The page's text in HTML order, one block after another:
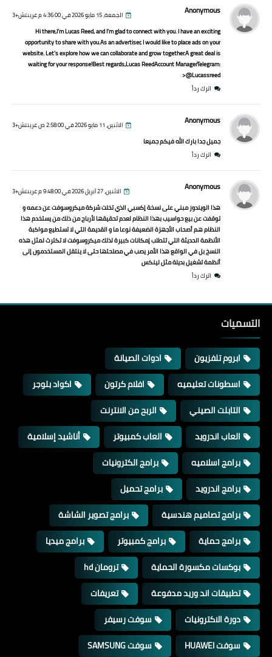
Anonymous الجمعة، 15 مايو 2026 في 4:36:00 م غرينتش+3
Hi there,I’m Lucas Reed, and I’m glad to connect with you. I have an exciting
opportunity to share with you.As an advertiser, I would like to place ads on your
website. Let’s explore how we can collaborate and grow together.A great deal is
waiting for your response!Best regards,Lucas ReedAccount ManagerTelegram:
@Lucassreed<
اترك رداً
Anonymous الاثنين، 11 مايو 2026 في 2:58:00 ص غرينتش+3
جميل جدا بارك الله فيكم جميعا
اترك رداً
Anonymous الاثنين، 27 أبريل 2026 في 9:48:00 م غرينتش+3
هذا الويندوز مبني على نسخة إكسبي الذي تخلت شركة ميكروسوفت عن دعمه و
توقفت عن بيع حواسيب بهذا النظام لعدم تحقيقها لأرباح من ذلك من يستخدم هذا
النظام هم أصحاب الأجهزة الضعيفة نوعا ما و القديمة التي لا تستطيع مواكبة
الأنظمة الحديثة التي تتطلب إمكانات كبيرة لذلك ميكروسوفت لا تكترث لمثل هذه
النسخ بل في الواقع هذا الأمر يصب في مصلحتها حتى لا ينتقل المستخدمون إلى
أنظمة تشغيل بديلة مثل لينكس
اترك رداً
التسميات
ابروم تلفزيون
ادوات الصيانة
اسطونات تعليميه
افلام كرتون
اكواد بلوجر
التابلت الصيني
الربح من الانترنت
العاب اندرويد
العاب كمبيوتر
أناشيد إسلامية
برامج اسلاميه
برامج الكترونيات
برامج اندرويد
برامج تحميل
برامج تصاميم هندسية
برامج تصوير الشاشة
برامج حماية
برامج كمبيوتر
برامج ميديا
بوكسات مكسورة الحماية
ترومان hd
تطبيقات اند وريد مدفوعة
تعريفات
دورة الاكترونيات
سوفت رسيفر
سوفت HUAWEI
سوفت SAMSUNG